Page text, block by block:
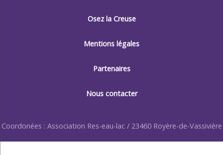
Osez la Creuse
Mentions légales
Partenaires
Nous contacter
Coordonées : Association Res-eau-lac / 23460 Royère-de-Vassivière